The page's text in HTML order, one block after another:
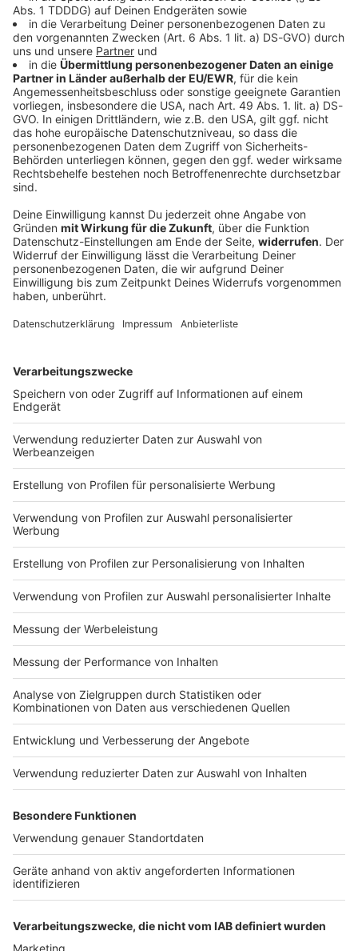
Bayern
Funkel schwärmt von Klose: «Wahnsinnig gute
Arbeit»
Ein Tabellenziel hat der 1. FC Nürnberg öffentlich
nicht ausgegeben. Geht es nach Trainer-Urgestein
und den Franken ganz nach oben.
DEINE GEMERKTEN ARTIKEL
Du hast dir noch keine Artikel gemerkt
Markiere sie hierfür mit einem
Impressum
Nutzungsbedingungen
Jobs
Presse
Werben
Archiv
ANTENNE BAYERN GROUP
Stiftung ANTENNE BAYERN
hilft
Teilnahmebedingungen
Kontakt
Studio-Hotline
Verkehrs-Hotline
Newsletter